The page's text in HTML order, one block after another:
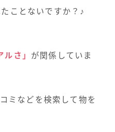
ことないですか？♪
ルさ」 が関係していま
ミなどを検索して物を